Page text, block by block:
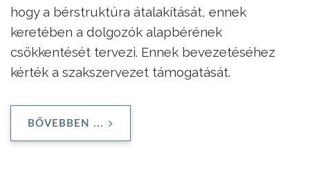
hogy a bérstruktúra átalakítását, ennek
keretében a dolgozók alapbérének
csökkentését tervezi. Ennek bevezetéséhez
kérték a szakszervezet támogatását.
BŐVEBBEN ...